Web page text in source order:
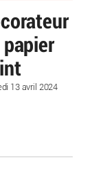
papier
13 avril 2024